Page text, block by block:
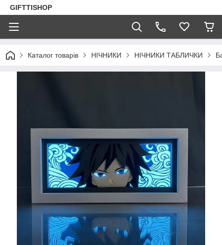
GIFTTISHOP
Каталог товарів НІЧНИКИ НІЧНИКИ ТАБЛИЧКИ